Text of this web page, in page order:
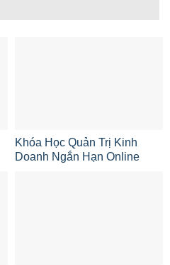
Khóa Học Quản Trị Kinh
Doanh Ngắn Hạn Online